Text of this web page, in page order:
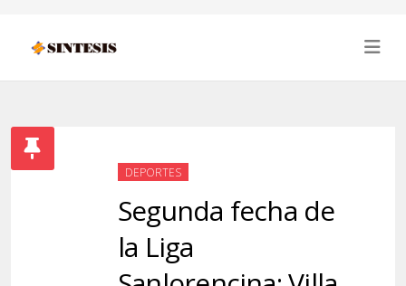
DEPORTES
Segunda fecha de
la Liga